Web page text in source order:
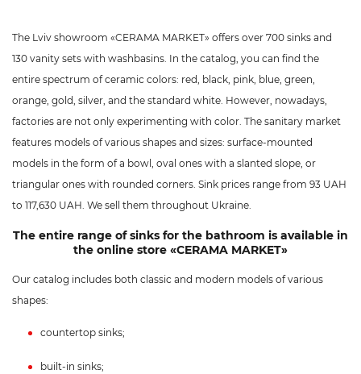
The Lviv showroom «CERAMA MARKET» offers over 700 sinks and
130 vanity sets with washbasins. In the catalog, you can find the
entire spectrum of ceramic colors: red, black, pink, blue, green,
orange, gold, silver, and the standard white. However, nowadays,
factories are not only experimenting with color. The sanitary market
features models of various shapes and sizes: surface-mounted
models in the form of a bowl, oval ones with a slanted slope, or
triangular ones with rounded corners. Sink prices range from 93 UAH
to 117,630 UAH. We sell them throughout Ukraine.
The entire range of sinks for the bathroom is available in
the online store «CERAMA MARKET»
Our catalog includes both classic and modern models of various
shapes:
countertop sinks;
built-in sinks;